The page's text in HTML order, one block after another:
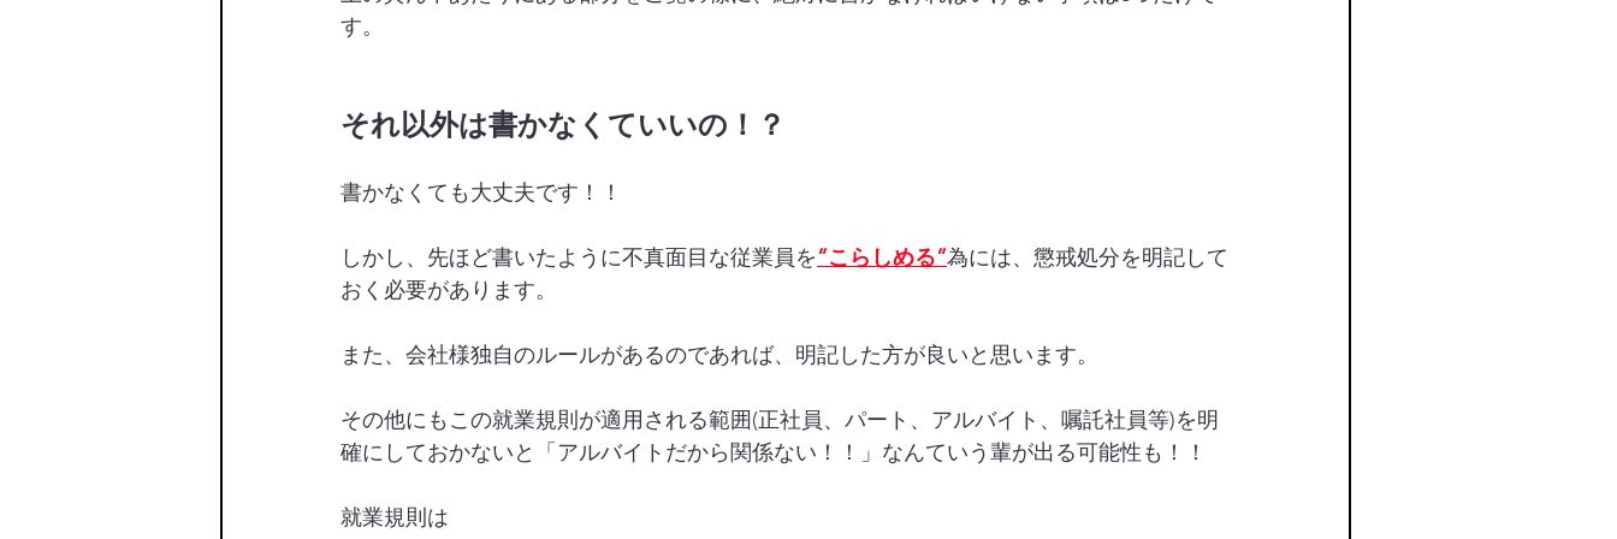
す。
それ以外は書かなくていいの！？
書かなくても大丈夫です！！
しかし、先ほど書いたように不真面目な従業員を”こらしめる”為には、懲戒処分を明記して
おく必要があります。
また、会社様独自のルールがあるのであれば、明記した方が良いと思います。
その他にもこの就業規則が適用される範囲(正社員、パート、アルバイト、嘱託社員等)を明
確にしておかないと「アルバイトだから関係ない！！」なんていう輩が出る可能性も！！
就業規則は